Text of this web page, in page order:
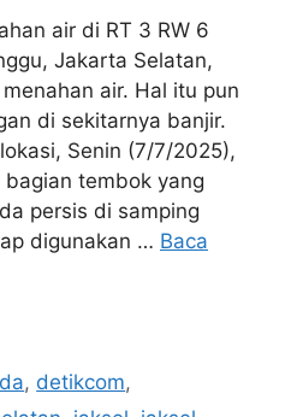
air di RT 3 RW 6
Jakarta Selatan,
air. Hal itu pun
di sekitarnya banjir.
Senin (7/7/2025),
tembok yang
persis di samping
digunakan … Baca
, detikcom,